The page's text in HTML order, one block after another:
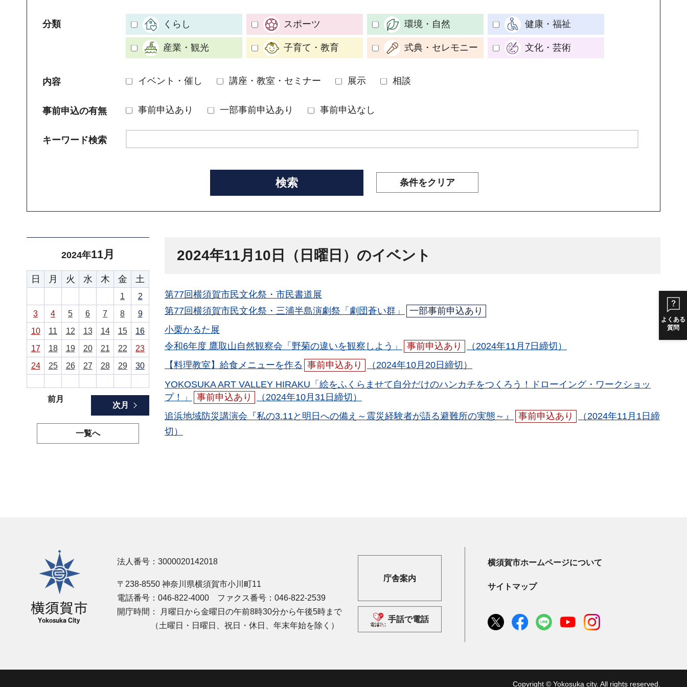
よくある
質問
分類 くらし スポーツ 環境・自然 健康・福祉
産業・観光 子育て・教育 式典・セレモニー 文化・芸術
内容 イベント・催し 講座・教室・セミナー 展示 相談
事前申込の有無 事前申込あり 一部事前申込あり 事前申込なし
キーワード検索
条件をクリア
2024年11月
日 月 火 水 木 金 土
1
2
3
4 5 6 7 8
9
10
11 12 13 14 15
16
17
18 19 20 21 22
23
24
25 26 27 28 29 30
前月
次月
一覧へ
2024年11月10日（日曜日）のイベント
第77回横須賀市民文化祭・市民書道展
第77回横須賀市民文化祭・三浦半島演劇祭「劇団蒼い群」
一部事前申込あり
小栗かるた展
令和6年度 鷹取山自然観察会「野菊の違いを観察しよう」
事前申込あり
（2024年11月7日締切）
【料理教室】給食メニューを作る 事前申込あり
（2024年10月20日締切）
YOKOSUKA ART VALLEY HIRAKU「絵をふくらませて自分だけのハンカチをつくろう！ドローイング・ワークショッ
プ！」
事前申込あり
（2024年10月31日締切）
追浜地域防災講演会『私の3.11と明日への備え～震災経験者が語る避難所の実態～』
事前申込あり
（2024年11月1日締
切）
横須賀市 法人番号：3000020142018
〒238-8550 神奈川県横須賀市小川町11
電話番号：046-822-4000 ファクス番号：046-822-2539
開庁時間：
月曜日から金曜日の午前8時30分から午後5時まで
（土曜日・日曜日、祝日・休日、年末年始を除く）
庁舎案内
手話で電話
横須賀市ホームページについて
サイトマップ
Copyright © Yokosuka city. All rights reserved.